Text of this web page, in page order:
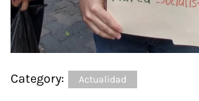
Category: Actualidad